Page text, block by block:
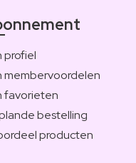
profiel
membervoordelen
favorieten
bestelling
producten